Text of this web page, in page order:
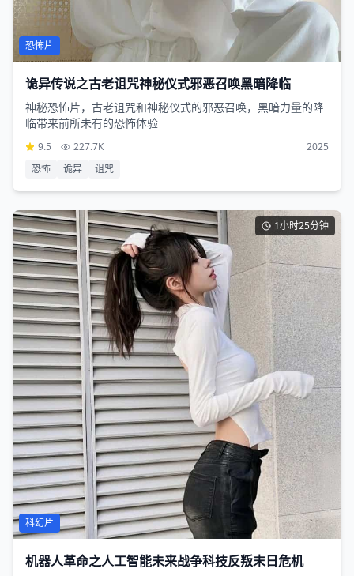
恐怖片
诡异传说之古老诅咒神秘仪式邪恶召唤黑暗降临
神秘恐怖片，古老诅咒和神秘仪式的邪恶召唤，黑暗力量的降
临带来前所未有的恐怖体验
9.5 227.7K
2025
恐怖
诡异 诅咒
1小时25分钟
科幻片
机器人革命之人工智能未来战争科技反叛末日危机